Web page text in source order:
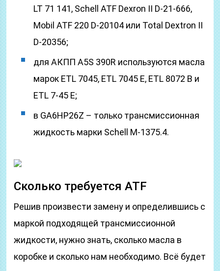
LT 71 141, Schell ATF Dexron II D-21-666,
Mobil ATF 220 D-20104 или Total Dextron II
D-20356;
для АКПП A5S 390R используются масла
марок ETL 7045, ETL 7045 E, ETL 8072 B и
ETL 7-45 E;
в GA6HP26Z – только трансмиссионная
жидкость марки Schell M-1375.4.
Сколько требуется ATF
Решив произвести замену и определившись с
маркой подходящей трансмиссионной
жидкости, нужно знать, сколько масла в
коробке и сколько нам необходимо. Всё будет